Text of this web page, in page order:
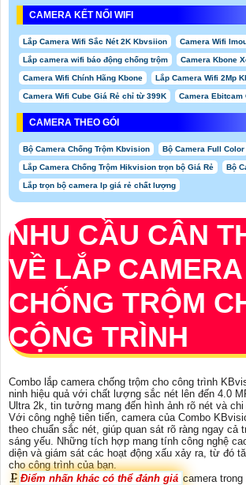
CAMERA KẾT NỐI WIFI
Lắp Camera Wifi Sắc Nét 2K Kbvsiion Camera Wifi
Lắp camera wifi báo động chống trộm Camera Kbone
Camera Wifi Chính Hãng Kbone Lắp Camera Wifi 2Mp
Camera Wifi Cube Giá Rẻ chỉ từ 399K Camera Ebitcam
CAMERA THEO GÓI
Bộ Camera Chống Trộm Kbvision Bộ Camera Full Color
Lắp Camera Chống Trộm Hikvision trọn bộ Giá Rẻ Bộ
Lắp trọn bộ camera Ip giá rẻ chất lượng
NHU CẦU CÂN
VỀ LẮP CAMERA
CHỐNG TRỘM
CỘNG TRÌNH
Combo lắp camera chống trộm cho công trình
ninh hiệu quả với chất lượng sắc nét lên đến 4.0
Ultra 2k, tin tưởng mang đến hình ảnh rõ nét và chi
Với công nghệ tiên tiến, camera của Combo
theo chuẩn sắc nét, giúp quan sát rõ ràng ngay cả
sáng yếu. Những tích hợp mang tính công nghệ
diện và giám sát các hoạt động xấu xảy ra, từ đó
cho công trình của bạn.
🗜️ Điểm nhấn khác có thể đánh giá camera